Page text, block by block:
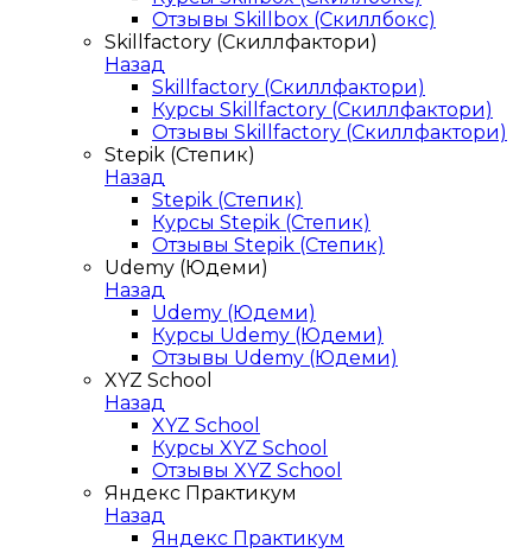
Отзывы Skillbox (Скиллбокс)
Skillfactory (Скиллфактори)
Назад
Skillfactory (Скиллфактори)
Курсы Skillfactory (Скиллфактори)
Отзывы Skillfactory (Скиллфактори)
Stepik (Степик)
Назад
Stepik (Степик)
Курсы Stepik (Степик)
Отзывы Stepik (Степик)
Udemy (Юдеми)
Назад
Udemy (Юдеми)
Курсы Udemy (Юдеми)
Отзывы Udemy (Юдеми)
XYZ School
Назад
XYZ School
Курсы XYZ School
Отзывы XYZ School
Яндекс Практикум
Назад
Яндекс Практикум